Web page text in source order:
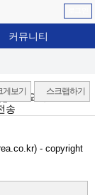
커뮤니티
게보기 스크랩하기
- copyright